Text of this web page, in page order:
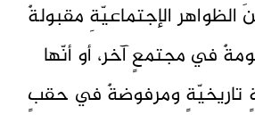
الظواهر الإجتماعيّةِ مقبولةٌ
في مجتمعٍ آخر، أو أنّها
تاريخيّةٍ ومرفوضةٌ في حقبٍ